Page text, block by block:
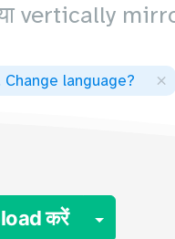
vertically
Change language? ×
करें